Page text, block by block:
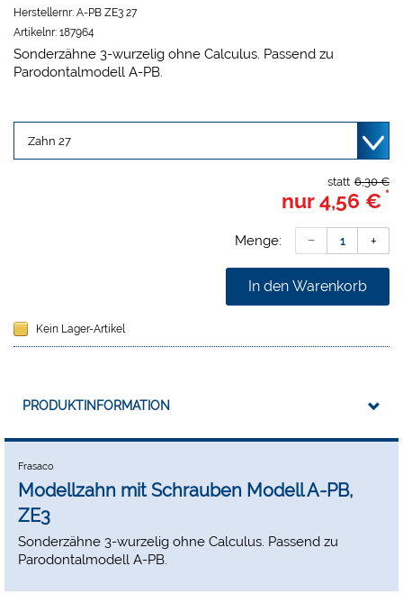
Herstellernr: A-PB ZE3 27
Artikelnr: 187964
Sonderzähne 3-wurzelig ohne Calculus. Passend zu
Parodontalmodell A-PB.
6,30 €
statt
nur4,56 € *
Menge:
In den Warenkorb
Kein Lager-Artikel
PRODUKTINFORMATION
Frasaco
Modellzahn mit Schrauben Modell A-PB,
ZE3
Sonderzähne 3-wurzelig ohne Calculus. Passend zu
Parodontalmodell A-PB.